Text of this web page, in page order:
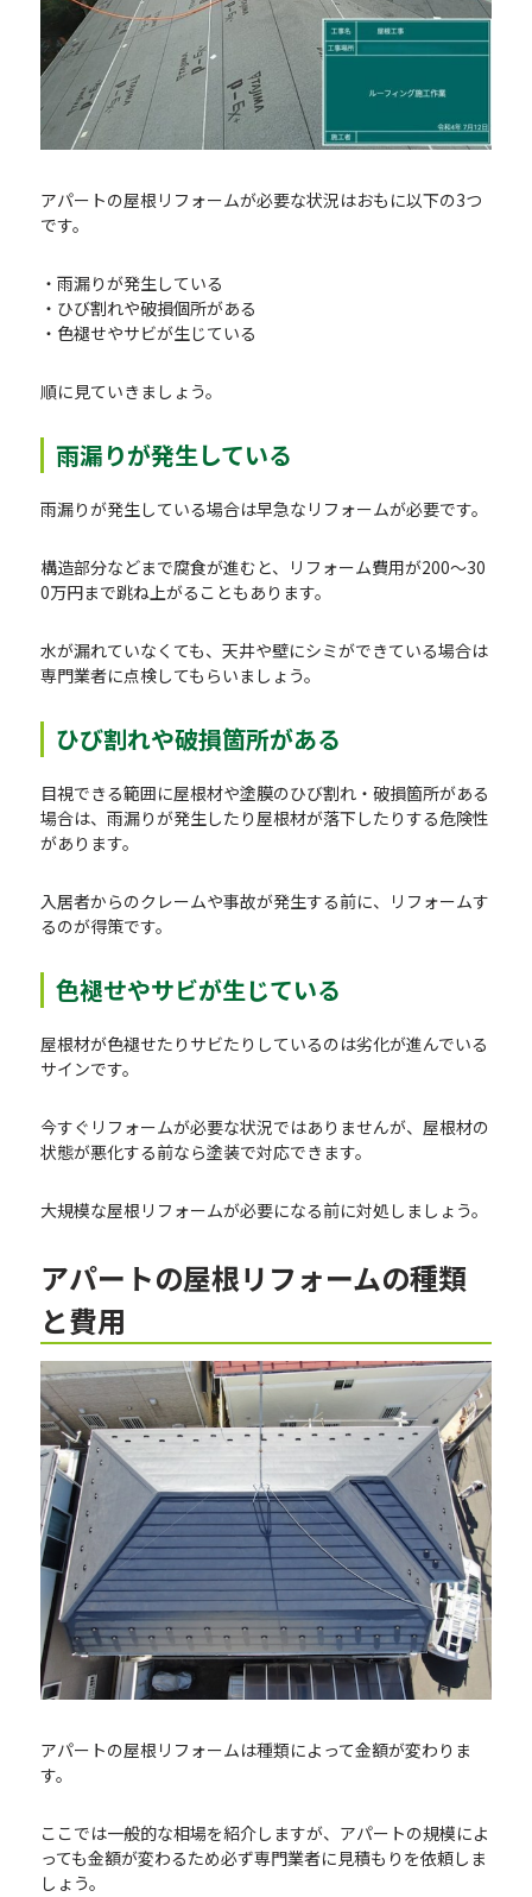
アパートの屋根リフォームが必要な状況はおもに以下の3つ
です。
・雨漏りが発生している
・ひび割れや破損個所がある
・色褪せやサビが生じている
順に見ていきましょう。
雨漏りが発生している
雨漏りが発生している場合は早急なリフォームが必要です。
構造部分などまで腐食が進むと、リフォーム費用が200～30
0万円まで跳ね上がることもあります。
水が漏れていなくても、天井や壁にシミができている場合は
専門業者に点検してもらいましょう。
ひび割れや破損箇所がある
目視できる範囲に屋根材や塗膜のひび割れ・破損箇所がある
場合は、雨漏りが発生したり屋根材が落下したりする危険性
があります。
入居者からのクレームや事故が発生する前に、リフォームす
るのが得策です。
色褪せやサビが生じている
屋根材が色褪せたりサビたりしているのは劣化が進んでいる
サインです。
今すぐリフォームが必要な状況ではありませんが、屋根材の
状態が悪化する前なら塗装で対応できます。
大規模な屋根リフォームが必要になる前に対処しましょう。
アパートの屋根リフォームの種類
と費用
アパートの屋根リフォームは種類によって金額が変わりま
す。
ここでは一般的な相場を紹介しますが、アパートの規模によ
っても金額が変わるため必ず専門業者に見積もりを依頼しま
しょう。